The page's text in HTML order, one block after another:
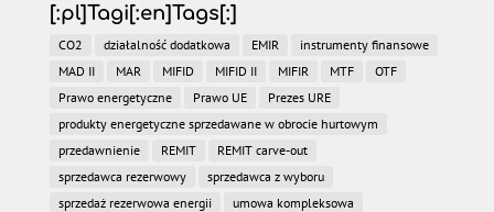
[:pl]Tagi[:en]Tags[:]
CO2 działalność dodatkowa EMIR
instrumenty finansowe
MAD II
MAR MIFID MIFID II MIFIR MTF
OTF
Prawo energetyczne
Prawo UE
Prezes URE
produkty energetyczne sprzedawane w obrocie hurtowym
przedawnienie
REMIT
REMIT carve-out
sprzedawca rezerwowy
sprzedawca z wyboru
sprzedaż rezerwowa energii
umowa kompleksowa